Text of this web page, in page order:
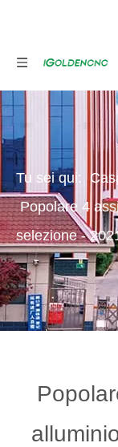
Tu sei qui:
Popolare 4
selezione -